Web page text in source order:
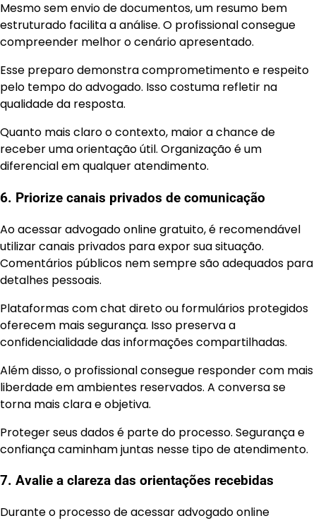
Mesmo sem envio de documentos, um resumo bem
estruturado facilita a análise. O profissional consegue
compreender melhor o cenário apresentado.
Esse preparo demonstra comprometimento e respeito
pelo tempo do advogado. Isso costuma refletir na
qualidade da resposta.
Quanto mais claro o contexto, maior a chance de
receber uma orientação útil. Organização é um
diferencial em qualquer atendimento.
6. Priorize canais privados de comunicação
Ao acessar advogado online gratuito, é recomendável
utilizar canais privados para expor sua situação.
Comentários públicos nem sempre são adequados para
detalhes pessoais.
Plataformas com chat direto ou formulários protegidos
oferecem mais segurança. Isso preserva a
confidencialidade das informações compartilhadas.
Além disso, o profissional consegue responder com mais
liberdade em ambientes reservados. A conversa se
torna mais clara e objetiva.
Proteger seus dados é parte do processo. Segurança e
confiança caminham juntas nesse tipo de atendimento.
7. Avalie a clareza das orientações recebidas
Durante o processo de acessar advogado online